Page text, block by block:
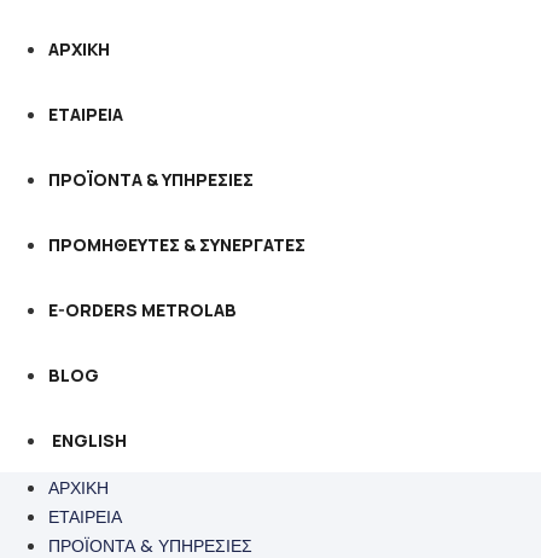
ΑΡΧΙΚΗ
ΕΤΑΙΡΕΙΑ
ΠΡΟΪΟΝΤΑ & ΥΠΗΡΕΣΙΕΣ
ΠΡΟΜΗΘΕΥΤΕΣ & ΣΥΝΕΡΓΑΤΕΣ
E-ORDERS METROLAB
BLOG
ENGLISH
ΑΡΧΙΚΗ
ΕΤΑΙΡΕΙΑ
ΠΡΟΪΟΝΤΑ & ΥΠΗΡΕΣΙΕΣ